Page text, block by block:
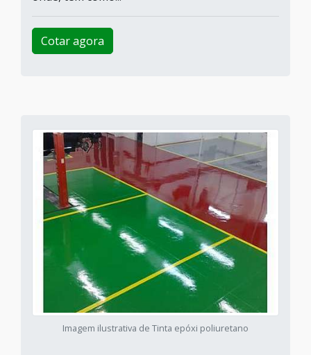
Cotar agora
Imagem ilustrativa de Tinta epóxi poliuretano